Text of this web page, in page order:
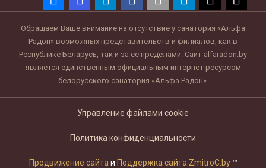
Обращаем Ваше внимание на отсутствие у санатория «Альфа
Радон» возможных представительств и филиалов, как в
Республике Беларусь, так и за ее пределами. Сайт alfaradon.by
является единственным официальным интернет ресурсом
белорусского санатория «Альфа Радон».
Управление файлами cookie
Политика конфиденциальности
Продвижение сайта и Поддержка сайта ZmitroC.by ™